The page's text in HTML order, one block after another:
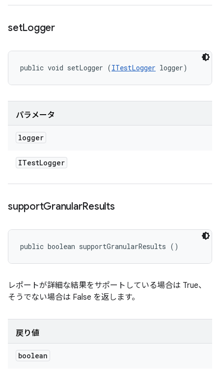
setLogger
public void setLogger (ITestLogger logger)
パラメータ
logger
ITestLogger
supportGranularResults
public boolean supportGranularResults ()
レポートが詳細な結果をサポートしている場合は True、
そうでない場合は False を返します。
戻り値
boolean